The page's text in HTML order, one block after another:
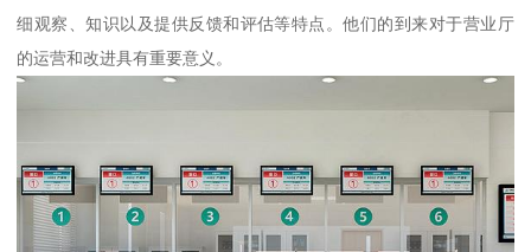
细观察、知识以及提供反馈和评估等特点。他们的到来对于营业厅
的运营和改进具有重要意义。